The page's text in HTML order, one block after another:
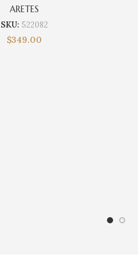
ARETES
SKU: 522082
$349.00